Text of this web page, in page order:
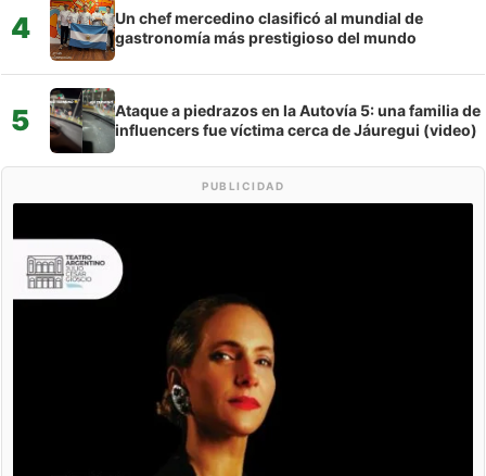
4
Un chef mercedino clasificó al mundial de
gastronomía más prestigioso del mundo
5
Ataque a piedrazos en la Autovía 5: una familia de
influencers fue víctima cerca de Jáuregui (video)
PUBLICIDAD